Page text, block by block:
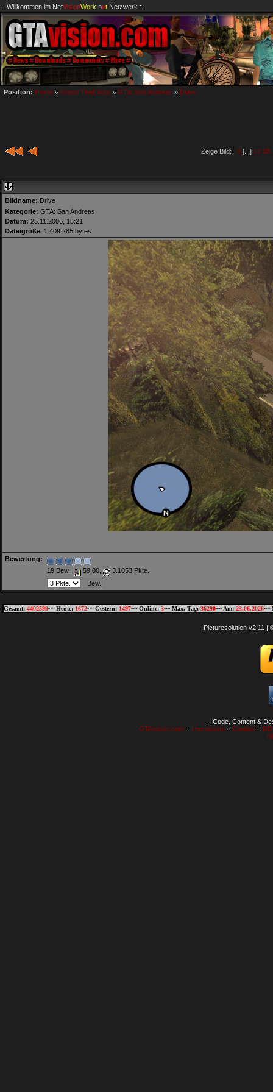
.: Willkommen im NetVisionWork .netNetzwerk :.
Position: Home » Grand Theft Auto » GTA: San Andreas » Drive
Zeige Bild: 1 [...] 17 18
Bildname: Drive
Kategorie: GTA: San Andreas
Datum: 25.11.2006, 15:21
Dateigröße: 1.409.285 bytes
Bewertung:
19 Bew.,
59.00, 3.1053 Pkte.
Gesamt: 4402599~~ Heute: 1672~~ Gestern: 1497~~ Online: 3~~ Max. Tag: 36290~~ Am: 23.06.2026~~
Picturesolution v2.11 |
.: Code, Content &
GTAvision.com:: Impressum:: Contact::